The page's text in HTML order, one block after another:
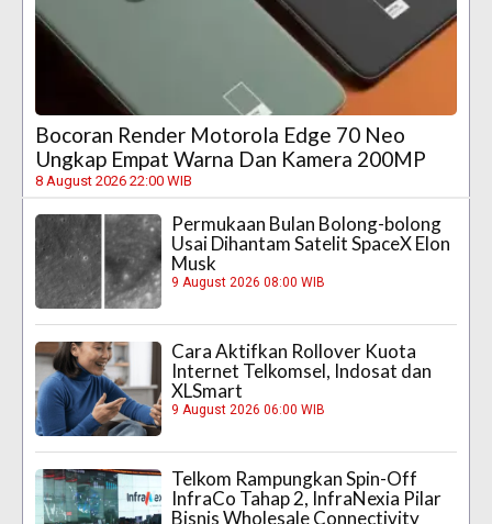
Bocoran Render Motorola Edge 70 Neo
Ungkap Empat Warna Dan Kamera 200MP
8 August 2026 22:00 WIB
Permukaan Bulan Bolong-bolong
Usai Dihantam Satelit SpaceX Elon
Musk
9 August 2026 08:00 WIB
Cara Aktifkan Rollover Kuota
Internet Telkomsel, Indosat dan
XLSmart
9 August 2026 06:00 WIB
Telkom Rampungkan Spin-Off
InfraCo Tahap 2, InfraNexia Pilar
Bisnis Wholesale Connectivity